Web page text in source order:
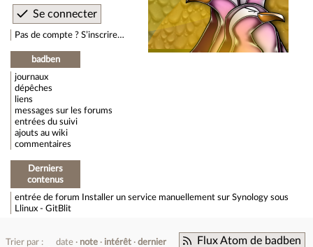
Pas de compte ? S’inscrire…
badben
journaux
dépêches
liens
messages sur les forums
entrées du suivi
ajouts au wiki
commentaires
Derniers
contenus
entrée de forum
Installer un service manuellement sur Synology sous
Llinux - GitBlit
Flux Atom de badben
Trier par : date note intérêt
dernier